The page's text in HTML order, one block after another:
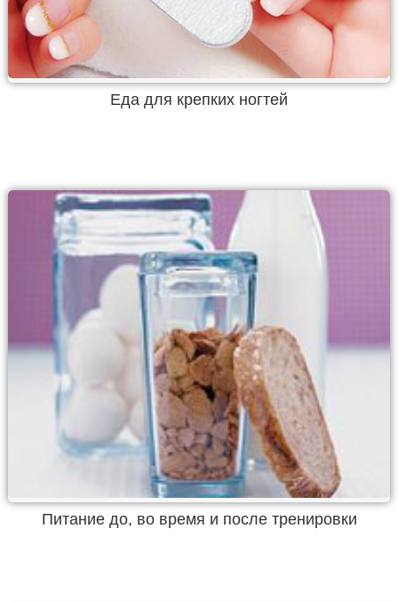
Еда для крепких ногтей
Питание до, во время и после тренировки